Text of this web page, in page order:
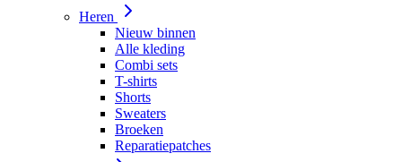
Heren
Nieuw binnen
Alle kleding
Combi sets
T-shirts
Shorts
Sweaters
Broeken
Reparatiepatches